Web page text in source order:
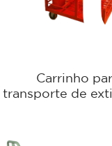
Carrinho
transporte de